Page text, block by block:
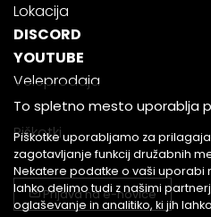
Lokacija
DISCORD
YOUTUBE
Veleprodaja
Piškotki
Prijava na e-novice
To spletno mesto uporablja
Piškotke uporabljamo za
zagotavljanje funkcij družabnih
Nekatere podatke o vaši
lahko delimo tudi z našimi
oglaševanje in analitiko, ki jih